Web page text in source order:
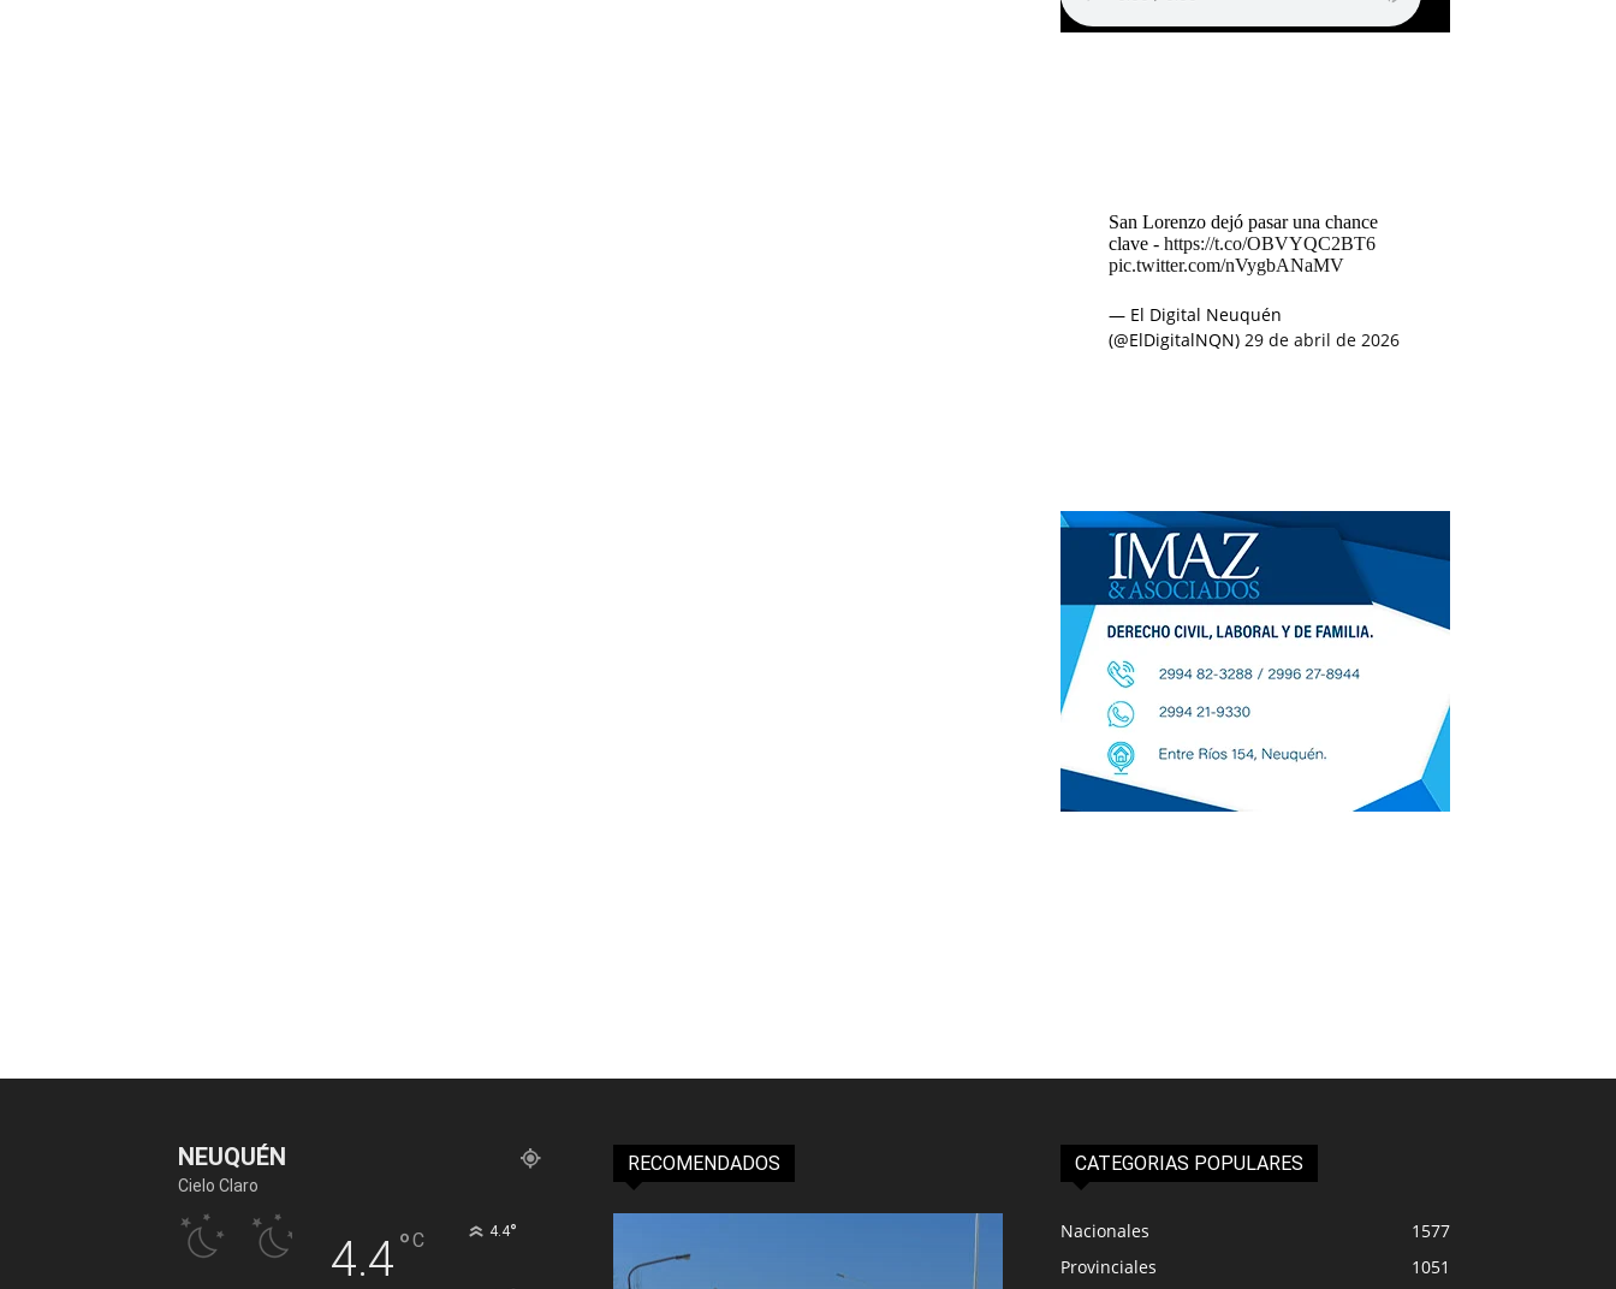
San Lorenzo dejó pasar una chance
clave - https://t.co/OBVYQC2BT6
pic.twitter.com/nVygbANaMV
— El Digital Neuquén
(@ElDigitalNQN) 29 de abril de 2026
NEUQUÉN
Cielo Claro
4.4°C 4.4°
RECOMENDADOS CATEGORIAS POPULARES
Nacionales
1577
Provinciales
1051